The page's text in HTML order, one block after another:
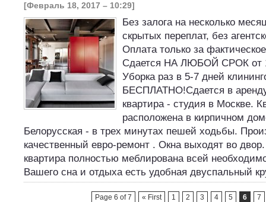
[Февраль 18, 2017 – 10:29]
Без залога на несколько
скрытых переплат, без
Оплата только за
Сдается НА ЛЮБОЙ СРОК от
Уборка раз в 5-7 дней
БЕСПЛАТНО!Сдается в
квартира - студия в Москве.
расположена в кирпичном
Белорусская - в трех минутах пешей ходьбы.
качественный евро-ремонт . Окна выходят во
квартира полностью меблирована всей
Вашего сна и отдыха есть удобная двуспальный
Page 6 of 7 « First 1 2 3 4 5 6 7